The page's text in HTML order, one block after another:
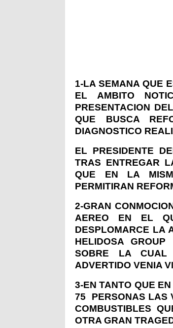
1-LA SEMANA QUE
EL AMBITO
PRESENTACION
QUE BUSCA
DIAGNOSTICO
EL PRESIDENTE
TRAS ENTREGAR
QUE EN LA
PERMITIRAN
2-GRAN
AEREO EN EL
DESPLOMARCE LA
HELIDOSA
SOBRE LA CUAL
ADVERTIDO VENIA
3-EN TANTO QUE
75
PERSONAS LAS
COMBUSTIBLES
OTRA GRAN